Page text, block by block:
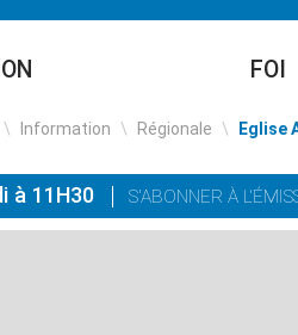
FOI
\ Information \ Régionale \ Eglise
à 11H30 S'ABONNER À